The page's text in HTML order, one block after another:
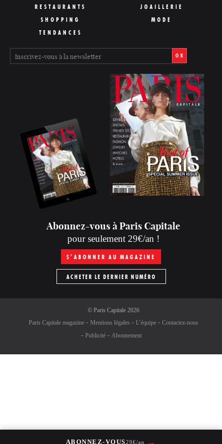
RESTAURANTS
SHOPPING
TENDANCES
JOAILLERIE
MODE
OK
Abonnez-vous à Paris Capitale
pour seulement 29€/an !
S’ABONNER AU MAGAZINE
ACHETER LE DERNIER NUMÉRO
© Paris Capitale2026
Paris Capitale magazine
Mentions légales L’équipe
Contactez-nous
Publicité
Abonnement
ABONNEZ-VOUS29€/an →